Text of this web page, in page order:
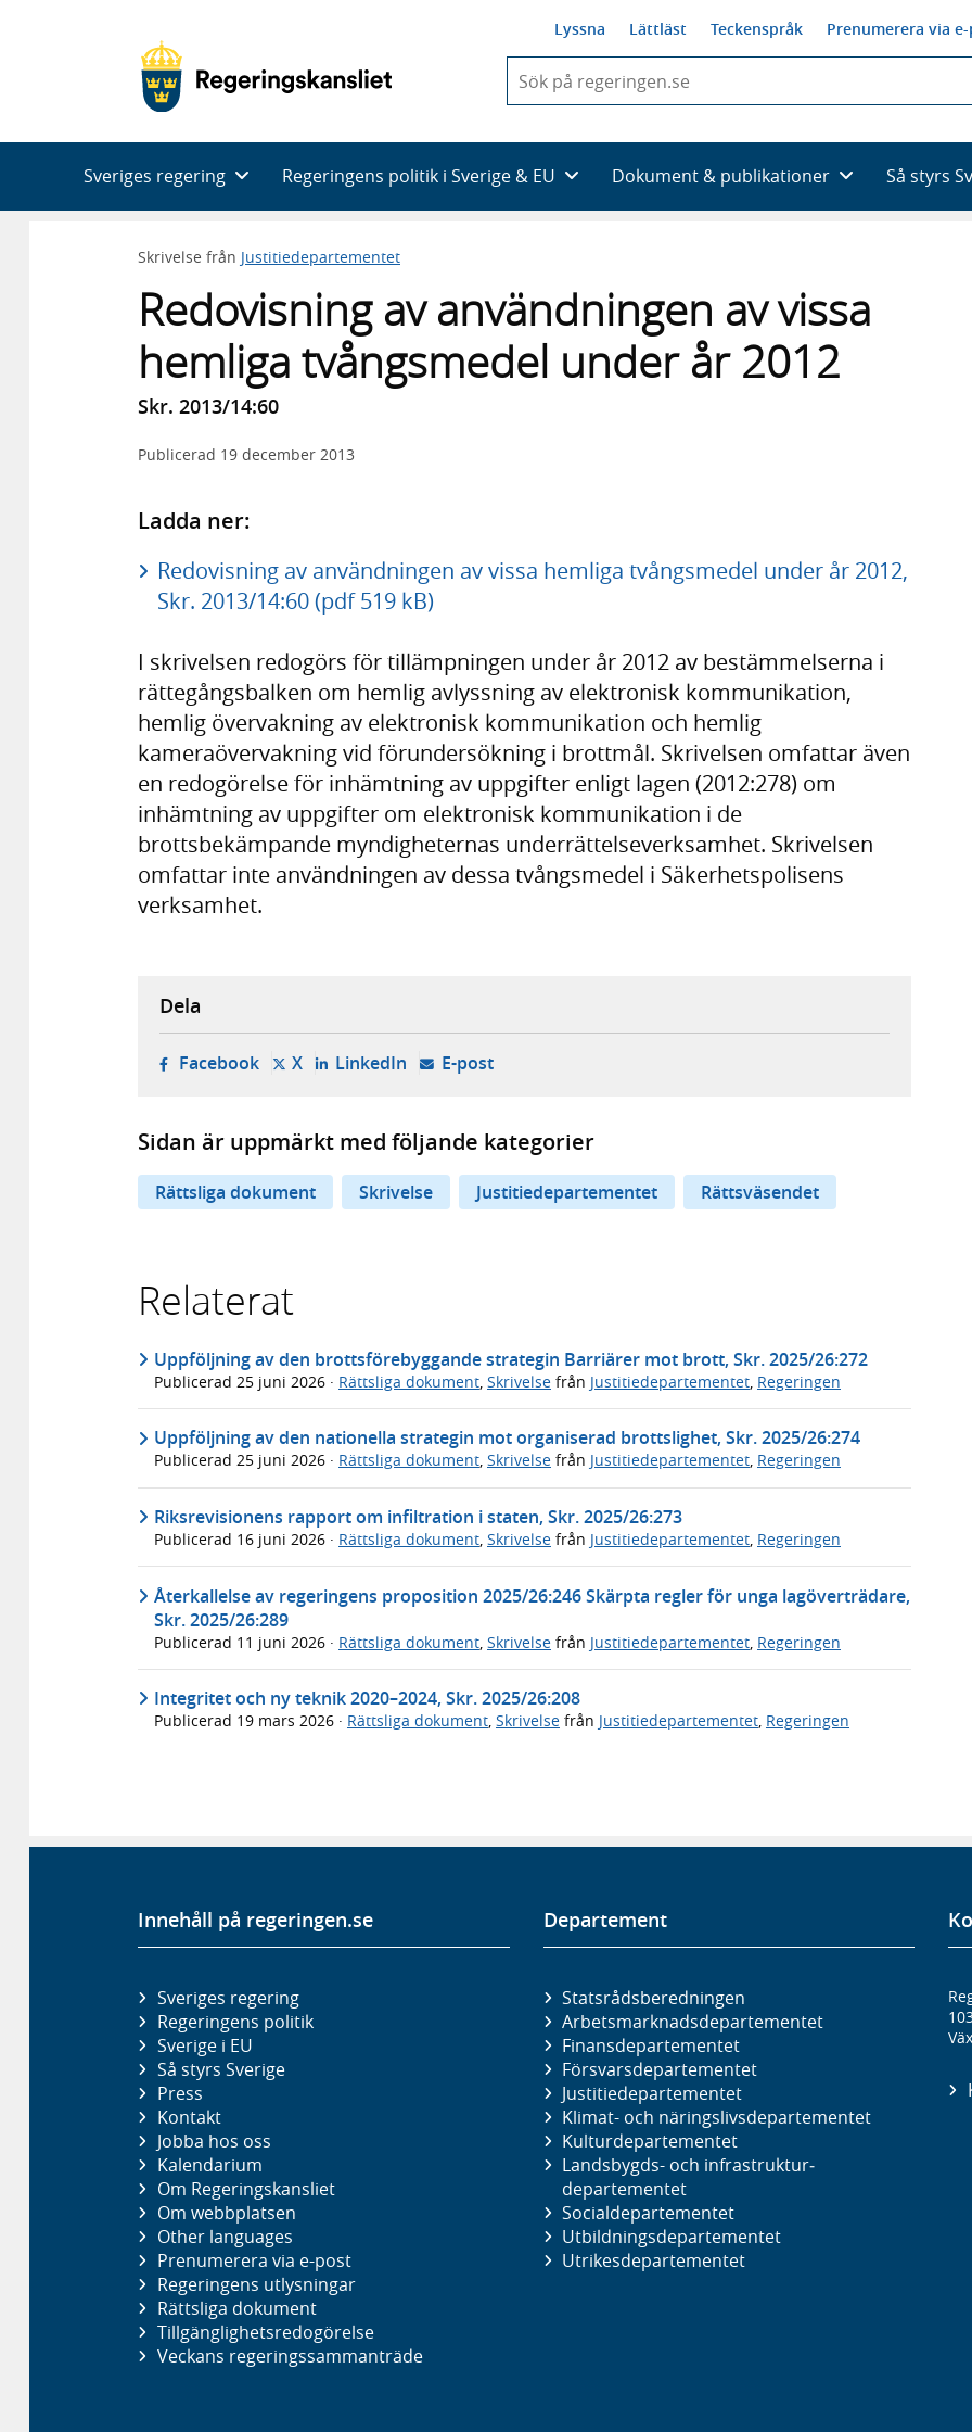
Lyssna Lättläst Teckenspråk Prenumerera via
du
skriva
framträder
en
Sveriges regering Regeringens politik i Sverige & EU Dokument & publikationer Så styrs
Skrivelse från Justitiedepartementet
Redovisning av användningen av vissa
hemliga tvångsmedel under år 2012
Skr. 2013/14:60
Publicerad 19 december 2013
Ladda ner:
Redovisning av användningen av vissa hemliga tvångsmedel under år 2012,
Skr. 2013/14:60 (pdf 519 kB)
I skrivelsen redogörs för tillämpningen under år 2012 av bestämmelserna i
rättegångsbalken om hemlig avlyssning av elektronisk kommunikation,
hemlig övervakning av elektronisk kommunikation och hemlig
kameraövervakning vid förundersökning i brottmål. Skrivelsen omfattar även
en redogörelse för inhämtning av uppgifter enligt lagen (2012:278) om
inhämtning av uppgifter om elektronisk kommunikation i de
brottsbekämpande myndigheternas underrättelseverksamhet. Skrivelsen
omfattar inte användningen av dessa tvångsmedel i Säkerhetspolisens
verksamhet.
Dela
Facebook- öppnas i ny flik, extern webbplats,
X- öppnas i ny flik, extern webbplats,
LinkedIn- öppnas i ny flik, extern webbplats,
E-post- öppnar din e-postklient,
Sidan är uppmärkt med följande kategorier
Rättsliga dokument Skrivelse Justitiedepartementet Rättsväsendet
Relaterat
Uppföljning av den brottsförebyggande strategin Barriärer mot brott, Skr. 2025/26:272
Publicerad 25 juni 2026 · Rättsliga dokument Skrivelse från Justitiedepartementet Regeringen
Uppföljning av den nationella strategin mot organiserad brottslighet, Skr. 2025/26:274
Publicerad 25 juni 2026 · Rättsliga dokument, Skrivelse från Justitiedepartementet, Regeringen
Riksrevisionens rapport om infiltration i staten, Skr. 2025/26:273
Publicerad 16 juni 2026 · Rättsliga dokument, Skrivelse från Justitiedepartementet, Regeringen
Återkallelse av regeringens proposition 2025/26:246 Skärpta regler för unga lagöverträdare,
Skr. 2025/26:289
Publicerad 11 juni 2026 · Rättsliga dokument Skrivelse från Justitiedepartementet Regeringen
Integritet och ny teknik 2020–2024, Skr. 2025/26:208
Publicerad 19 mars 2026 · Rättsliga dokument, Skrivelse från Justitiedepartementet, Regeringen
Innehåll på regeringen.se
Sveriges regering
Regeringens politik
Sverige i EU
Så styrs Sverige
Press
Kontakt
Jobba hos oss
Kalendarium
Om Regeringskansliet
Om webbplatsen
Other languages
Prenumerera via e-post
Regeringens utlysningar
Rättsliga dokument
Tillgänglighetsredogörelse
Veckans regeringssammanträde
Departement
Statsrådsberedningen
Arbetsmarknads­departementet
Finans­departementet
Försvars­departementet
Justitie­departementet
Klimat- och näringslivs­departementet
Kultur­departementet
Landsbygds- och infrastruktur­
departementet
Social­departementet
Utbildnings­departementet
Utrikes­departementet